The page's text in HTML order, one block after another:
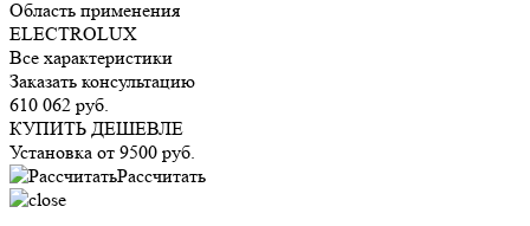
Область применения
ELECTROLUX
Все характеристики
Заказать консультацию
610 062 руб.
КУПИТЬ ДЕШЕВЛЕ
Установка от 9500 руб.
Рассчитать